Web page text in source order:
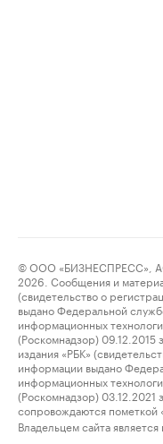
© ООО «БИЗНЕСПРЕСС»,
2026. Сообщения и
(свидетельство о
выдано Федеральной
информационных
(Роскомнадзор)
издания «РБК»
информации выдано
информационных
(Роскомнадзор)
сопровождаются пометкой
Владельцем сайта